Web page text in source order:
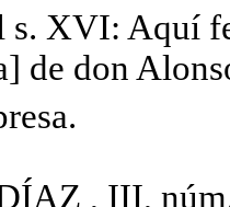
s. XVI: Aquí
de don
, III,